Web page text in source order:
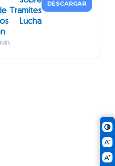
Tramites
Lucha
DESCARGAR